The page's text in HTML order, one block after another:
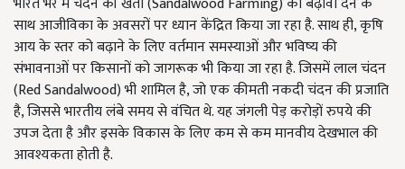
साथ आजीविका के अवसरों पर ध्यान केंद्रित किया जा रहा है. साथ ही, कृषि
आय के स्तर को बढ़ाने के लिए वर्तमान समस्याओं और भविष्य की
संभावनाओं पर किसानों को जागरूक भी किया जा रहा है. जिसमें लाल चंदन
(Red Sandalwood) भी शामिल है, जो एक कीमती नकदी चंदन की प्रजाति
है, जिससे भारतीय लंबे समय से वंचित थे. यह जंगली पेड़ करोड़ों रुपये की
उपज देता है और इसके विकास के लिए कम से कम मानवीय देखभाल की
आवश्यकता होती है.